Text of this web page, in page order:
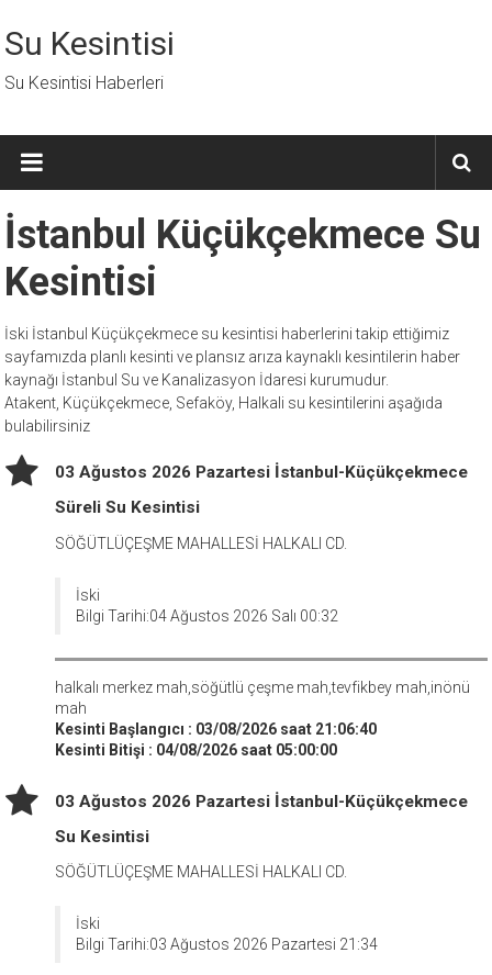
geç
Su Kesintisi
Su Kesintisi Haberleri
İstanbul Küçükçekmece Su
Kesintisi
İski İstanbul Küçükçekmece su kesintisi haberlerini takip ettiğimiz
sayfamızda planlı kesinti ve plansız arıza kaynaklı kesintilerin haber
kaynağı İstanbul Su ve Kanalizasyon İdaresi kurumudur.
Atakent, Küçükçekmece, Sefaköy, Halkali su kesintilerini aşağıda
bulabilirsiniz
03 Ağustos 2026 Pazartesi İstanbul-Küçükçekmece
Süreli Su Kesintisi
SÖĞÜTLÜÇEŞME MAHALLESİ HALKALI CD.
İski
Bilgi Tarihi:04 Ağustos 2026 Salı 00:32
halkalı merkez mah,söğütlü çeşme mah,tevfikbey mah,inönü
mah
Kesinti Başlangıcı : 03/08/2026 saat 21:06:40
Kesinti Bitişi : 04/08/2026 saat 05:00:00
03 Ağustos 2026 Pazartesi İstanbul-Küçükçekmece
Su Kesintisi
SÖĞÜTLÜÇEŞME MAHALLESİ HALKALI CD.
İski
Bilgi Tarihi:03 Ağustos 2026 Pazartesi 21:34